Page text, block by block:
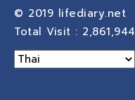
© 2019 lifediary.net
Total Visit : 2,861,944